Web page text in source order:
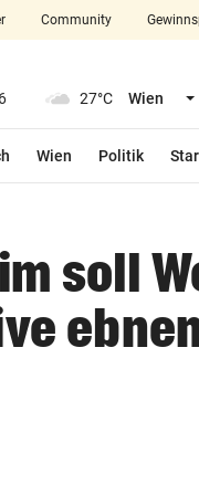
closeSchließen
arrow_right
Community
27°C Wien
Wien Politik
soll